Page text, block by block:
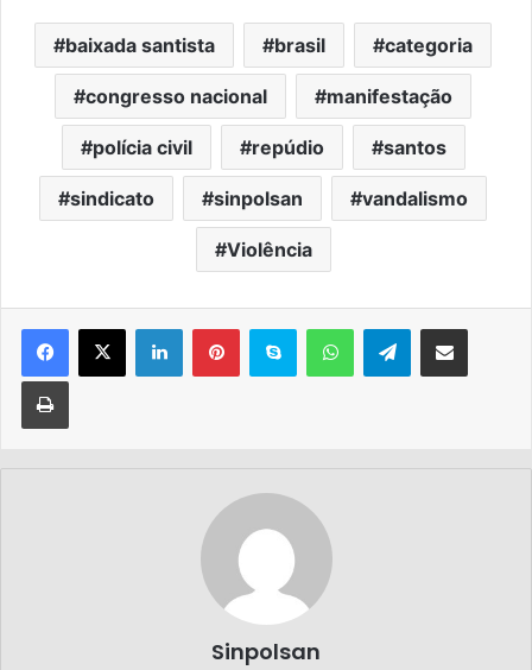
baixada santista brasil categoria
congresso nacional manifestação
polícia civil repúdio santos
sindicato sinpolsan vandalismo
Violência
Sinpolsan